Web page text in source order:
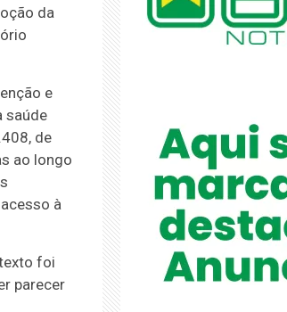
da
e
saúde
de
ao longo
à
foi
parecer